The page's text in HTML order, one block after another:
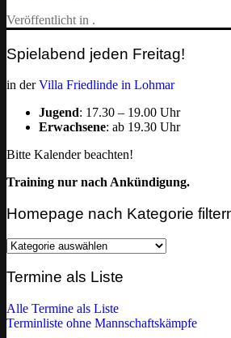
Veröffentlicht in .
Spielabend jeden Freitag!
in derVilla Friedlinde in Lohmar
Jugend: 17.30 – 19.00 Uhr
Erwachsene: ab 19.30 Uhr
Bitte Kalender beachten!
Training nur nach Ankündigung.
Homepage nach Kategorie
Homepage
Kategorie
Termine als Liste
Alle Termine als Liste
Terminliste ohne Mannschaftskämpfe